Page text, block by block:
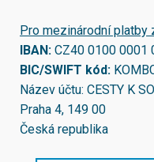
Pro mezinárodní platby
IBAN: CZ40 0100 0001
BIC/SWIFT kód:
Název účtu: CESTY K
Praha 4, 149 00
Česká republika